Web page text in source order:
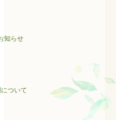
知らせ
ついて